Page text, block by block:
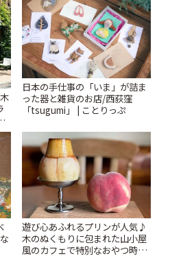
日本の手仕事の「いま」が詰ま
った器と雑貨のお店/西荻窪
「tsugumi」 | ことりっぷ
遊び心あふれるプリンが人気♪
木のぬくもりに包まれた山小屋
風のカフェで特別なおやつ時間